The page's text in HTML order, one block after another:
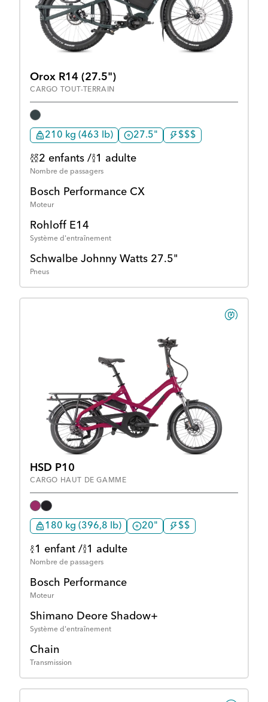
Orox R14 (27.5")
CARGO TOUT-TERRAIN
210 kg (463 lb) 27.5" $$$
2 enfants / 1 adulte
Nombre de passagers
Bosch Performance CX
Moteur
Rohloff E14
Système d'entraînement
Schwalbe Johnny Watts 27.5"
Pneus
HSD P10
CARGO HAUT DE GAMME
180 kg (396,8 lb) 20" $$
1 enfant / 1 adulte
Nombre de passagers
Bosch Performance
Moteur
Shimano Deore Shadow+
Système d'entraînement
Chain
Transmission